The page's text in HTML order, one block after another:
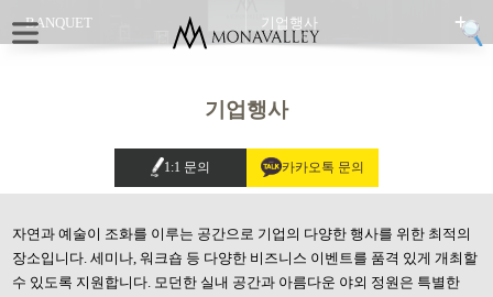
BANQUET 기업행사
기업행사
1:1 문의 카카오톡 문의
자연과 예술이 조화를 이루는 공간으로 기업의 다양한 행사를 위한 최적의
장소입니다. 세미나, 워크숍 등 다양한 비즈니스 이벤트를 품격 있게 개최할
수 있도록 지원합니다. 모던한 실내 공간과 아름다운 야외 정원은 특별한